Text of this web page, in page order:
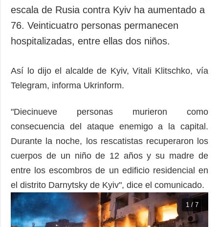
escala de Rusia contra Kyiv ha aumentado a
76. Veinticuatro personas permanecen
hospitalizadas, entre ellas dos niños.
Así lo dijo el alcalde de Kyiv, Vitali Klitschko, vía
Telegram, informa Ukrinform.
"Diecinueve personas murieron como
consecuencia del ataque enemigo a la capital.
Durante la noche, los rescatistas recuperaron los
cuerpos de un niño de 12 años y su madre de
entre los escombros de un edificio residencial en
el distrito Darnytsky de Kyiv", dice el comunicado.
1 / 7